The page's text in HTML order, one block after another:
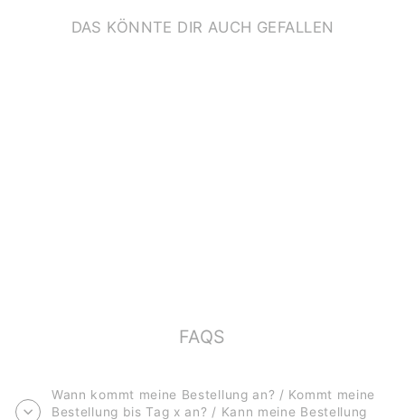
DAS KÖNNTE DIR AUCH GEFALLEN
FAQS
Wann kommt meine Bestellung an? / Kommt meine
Bestellung bis Tag x an? / Kann meine Bestellung